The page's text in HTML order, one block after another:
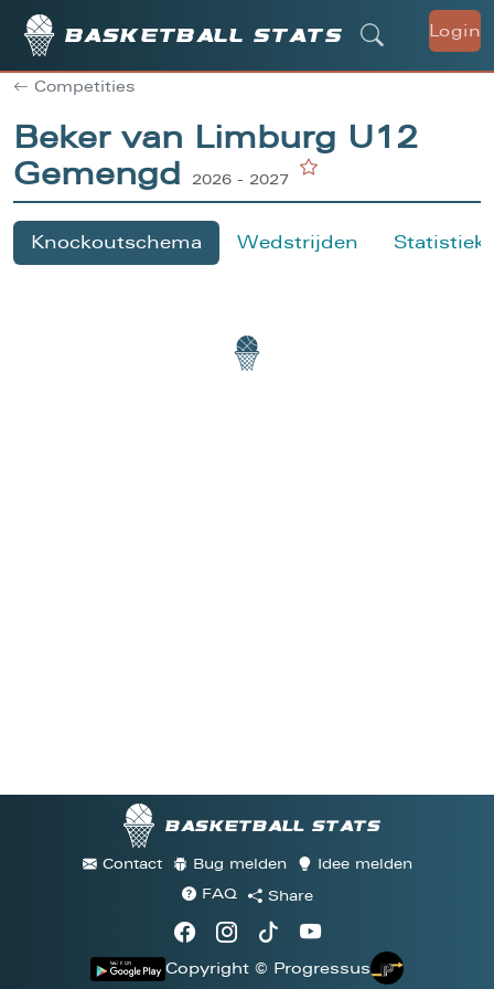
Basketball stats Login
Competities
Beker van Limburg U12
Gemengd
2026 - 2027
Knockoutschema Wedstrijden
Basketball stats
Contact Bug melden
Idee melden
FAQ
Share
Copyright © Progressus